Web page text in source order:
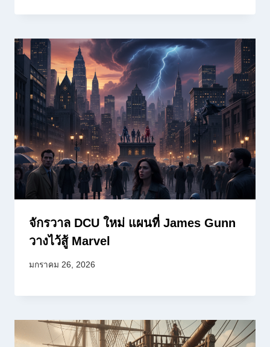
จักรวาล DCU ใหม่ แผนที่ James Gunn
วางไว้สู้ Marvel
มกราคม 26, 2026